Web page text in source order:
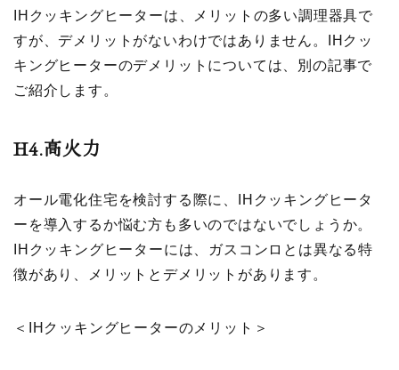
IHクッキングヒーターは、メリットの多い調理器具で
すが、デメリットがないわけではありません。IHクッ
キングヒーターのデメリットについては、別の記事で
ご紹介します。
H4.高火力
オール電化住宅を検討する際に、IHクッキングヒータ
ーを導入するか悩む方も多いのではないでしょうか。
IHクッキングヒーターには、ガスコンロとは異なる特
徴があり、メリットとデメリットがあります。
＜IHクッキングヒーターのメリット＞